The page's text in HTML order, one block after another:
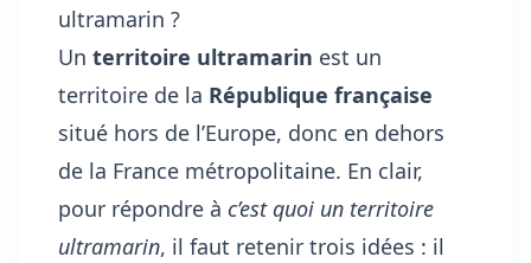
ultramarin ?
Un territoire ultramarin est un
territoire de la République française
situé hors de l’Europe, donc en dehors
de la France métropolitaine. En clair,
pour répondre à c’est quoi un territoire
ultramarin, il faut retenir trois idées : il